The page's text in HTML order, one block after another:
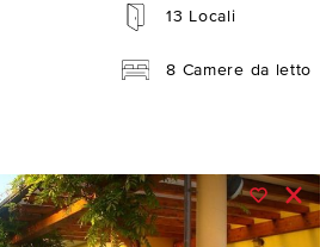
13 Locali
8 Camere da letto